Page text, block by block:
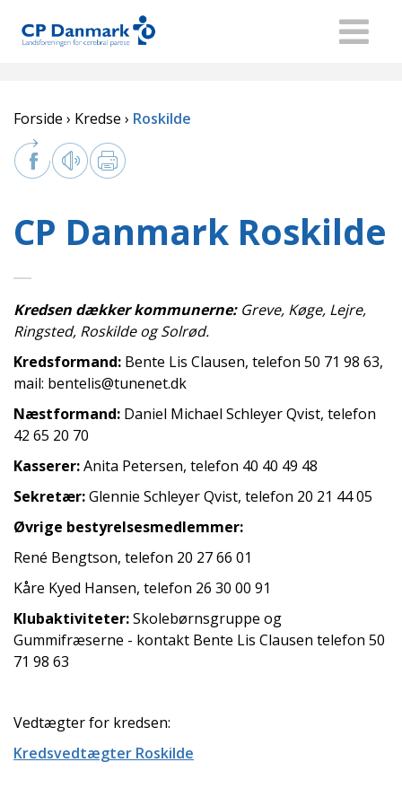
Forside Kredse Roskilde
CP Danmark Roskilde
Kredsen dækker kommunerne:Greve, Køge, Lejre,
Ringsted, Roskilde og Solrød.
Kredsformand: Bente Lis Clausen, telefon 50 71 98 63,
mail: bentelis@tunenet.dk
Næstformand: Daniel Michael Schleyer Qvist, telefon
42 65 20 70
Kasserer:Anita Petersen, telefon 40 40 49 48
Sekretær:Glennie Schleyer Qvist, telefon 20 21 44 05
Øvrige bestyrelsesmedlemmer:
René Bengtson, telefon 20 27 66 01
Kåre Kyed Hansen, telefon 26 30 00 91
Klubaktiviteter:Skolebørnsgruppe og
Gummifræserne - kontakt Bente Lis Clausen telefon 50
71 98 63
Vedtægter for kredsen:
Kredsvedtægter Roskilde